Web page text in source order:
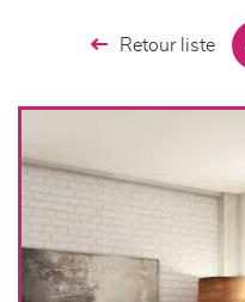
chambres et dressing
décoration
Retour liste